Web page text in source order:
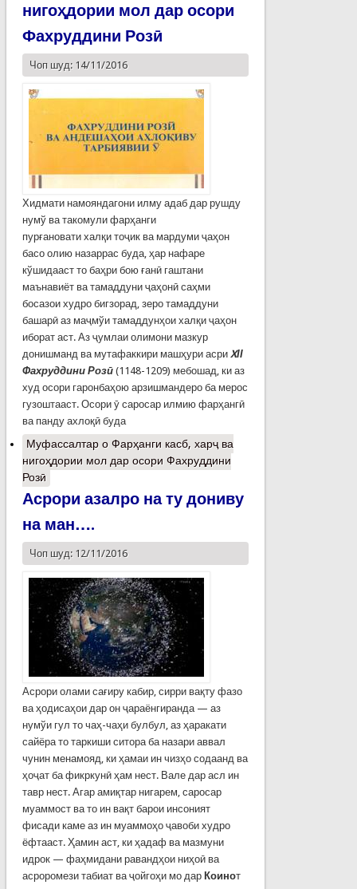
нигоҳдории мол дар осори
Фахруддини Розӣ
Чоп шуд: 14/11/2016
Хидмати намояндагони илму адаб дар рушду
нумў ва такомули фарҳанги
пурғановати халқи тоҷик ва мардуми ҷаҳон
басо олию назаррас буда, ҳар нафаре
кўшидааст то баҳри бою ғанӣ гаштани
маънавиёт ва тамаддуни ҷаҳонӣ саҳми
босазои худро бигзорад, зеро тамаддуни
башарӣ аз маҷмўи тамаддунҳои халқи ҷаҳон
иборат аст. Аз ҷумлаи олимони мазкур
донишманд ва мутафаккири машҳури асри XІІ
Фахруддини Розӣ(1148-1209) мебошад, ки аз
худ осори гаронбаҳою арзишмандеро ба мерос
гузоштааст. Осори ӯ саросар илмию фарҳангӣ
ва панду ахлоқӣ буда
Муфассалтаро Фарҳанги касб, харҷ ва
нигоҳдории мол дар осори Фахруддини
Розӣ
Асрори азалро на ту дониву
на ман….
Чоп шуд: 12/11/2016
Асрори олами сағиру кабир, сирри вақту фазо
ва ҳодисаҳои дар он ҷараёнгиранда — аз
нумўи гул то чаҳ-чаҳи булбул, аз ҳаракати
сайёра то таркиши ситора ба назари аввал
чунин менамояд, ки ҳамаи ин чизҳо содаанд ва
ҳоҷат ба фикркунӣ ҳам нест. Вале дар асл ин
тавр нест. Агар амиқтар нигарем, саросар
муаммост ва то ин вақт барои инсоният
фисади каме аз ин муаммоҳо ҷавоби худро
ёфтааст. Ҳамин аст, ки ҳадаф ва мазмуни
идрок — фаҳмидани равандҳои ниҳоӣ ва
асроромези табиат ва ҷойгоҳи мо дар Коинот